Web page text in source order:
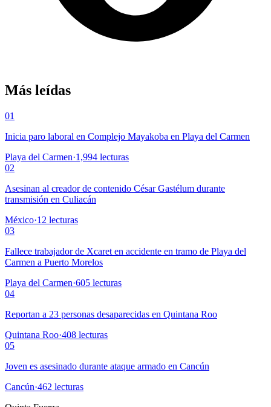
Más leídas
01
Inicia paro laboral en Complejo Mayakoba en Playa del Carmen
Playa del Carmen·1,994 lecturas
02
Asesinan al creador de contenido César Gastélum durante
transmisión en Culiacán
México·12 lecturas
03
Fallece trabajador de Xcaret en accidente en tramo de Playa del
Carmen a Puerto Morelos
Playa del Carmen·605 lecturas
04
Reportan a 23 personas desaparecidas en Quintana Roo
Quintana Roo·408 lecturas
05
Joven es asesinado durante ataque armado en Cancún
Cancún·462 lecturas